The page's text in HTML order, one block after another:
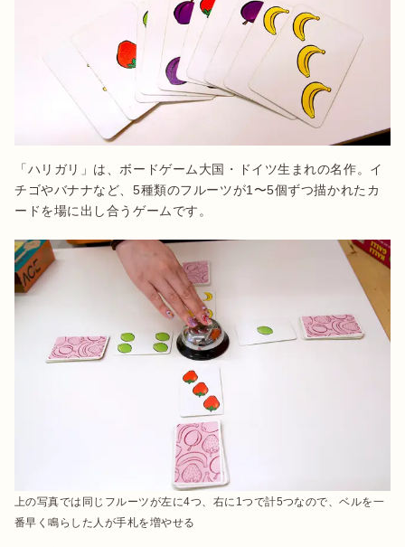
「ハリガリ」は、ボードゲーム大国・ドイツ生まれの名作。イ
チゴやバナナなど、5種類のフルーツが1〜5個ずつ描かれたカ
ードを場に出し合うゲームです。
上の写真では同じフルーツが左に4つ、右に1つで計5つなので、ベルを一
番早く鳴らした人が手札を増やせる